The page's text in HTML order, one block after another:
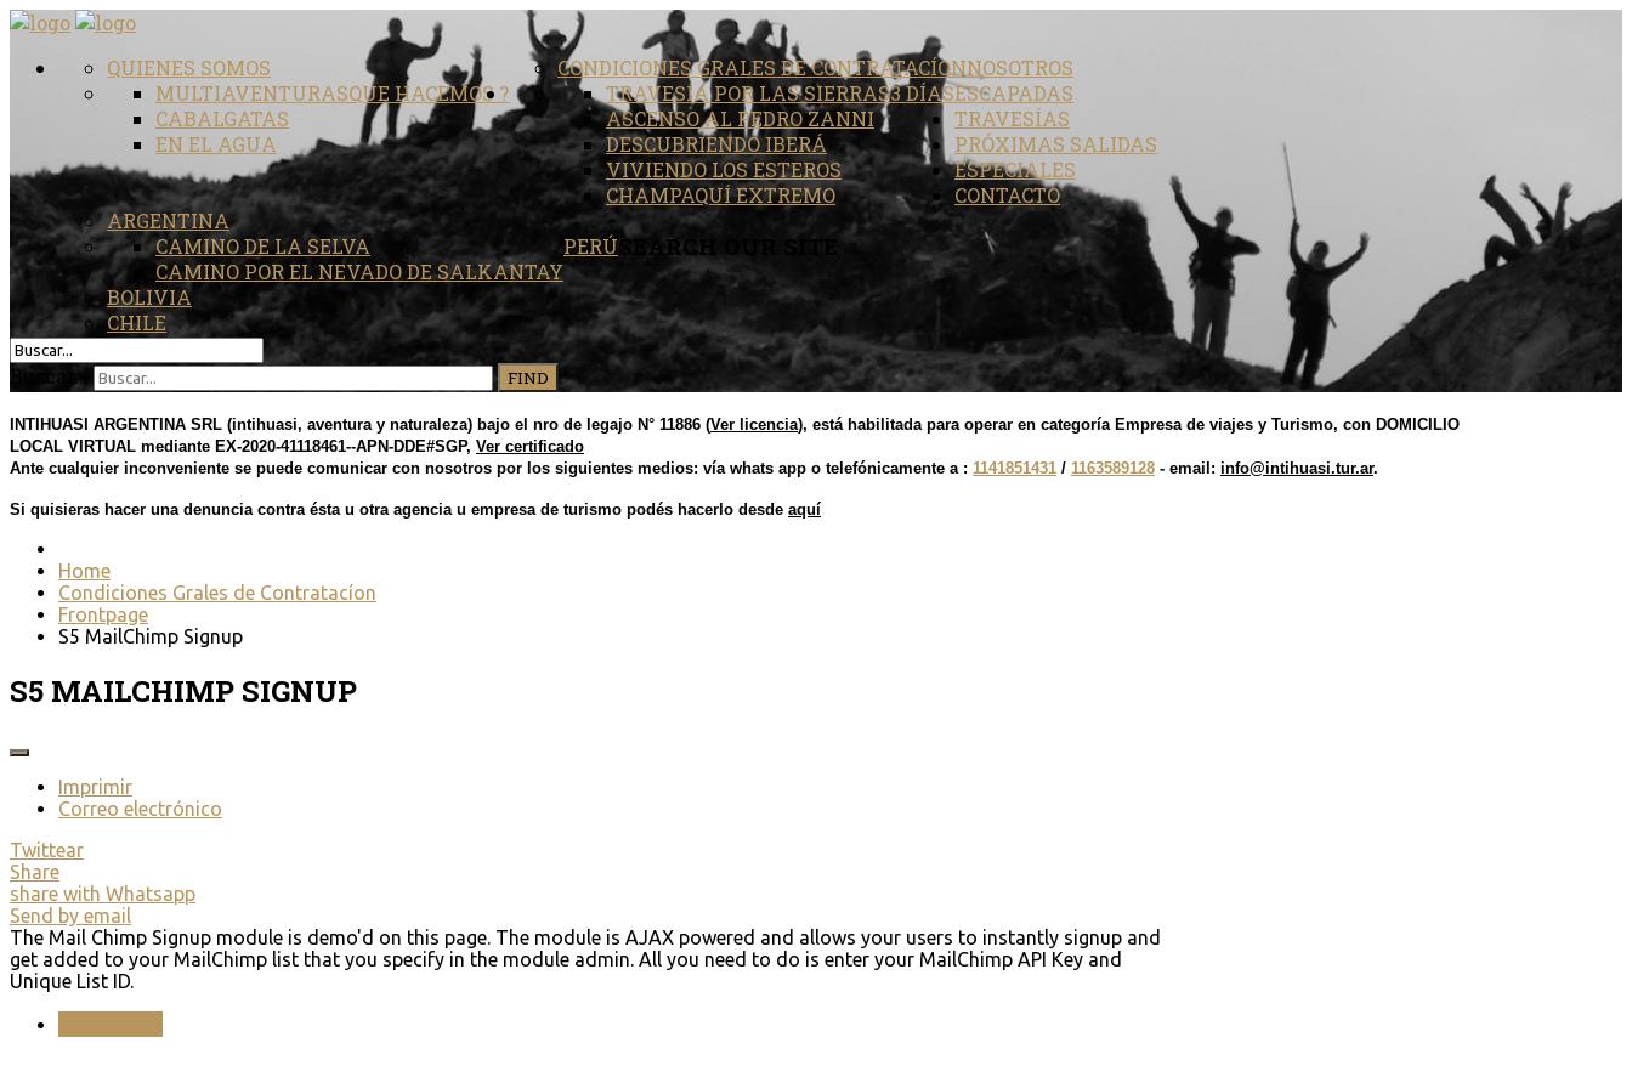
NOSOTROS
QUIENES SOMOS
QUE HACEMOS ?
MULTIAVENTURAS
CABALGATAS
EN EL AGUA
CONDICIONES GRALES DE CONTRATACÍON
ESCAPADAS
3 DÍAS
TRAVESÍA POR LAS SIERRAS
ASCENSO AL PEDRO ZANNI
DESCUBRIENDO IBERÁ
VIVIENDO LOS ESTEROS
CHAMPAQUÍ EXTREMO
TRAVESÍAS
ARGENTINA
PERÚ
CAMINO DE LA SELVA
CAMINO POR EL NEVADO DE SALKANTAY
BOLIVIA
CHILE
PRÓXIMAS SALIDAS
ESPECIALES
CONTACTO
SEARCH OUR SITE
Buscar... FIND
INTIHUASI ARGENTINA SRL (intihuasi, aventura y naturaleza) bajo el nro de legajo N° 11886 (Ver licencia), está habilitada para operar en categoría Empresa de viajes y Turismo, con DOMICILIO
LOCAL VIRTUAL mediante EX-2020-41118461--APN-DDE#SGP, Ver certificado
Ante cualquier inconveniente se puede comunicar con nosotros por los siguientes medios: vía whats app o telefónicamente a : 1141851431 / 1163589128 - email: info@intihuasi.tur.ar.
Si quisieras hacer una denuncia contra ésta u otra agencia u empresa de turismo podés hacerlo desde aquí
Home
Condiciones Grales de Contratacíon
Frontpage
S5 MailChimp Signup
S5 MAILCHIMP SIGNUP
Imprimir
Correo electrónico
Twittear
Share
share with Whatsapp
Send by email
The Mail Chimp Signup module is demo'd on this page. The module is AJAX powered and allows your users to instantly signup and
get added to your MailChimp list that you specify in the module admin. All you need to do is enter your MailChimp API Key and
Unique List ID.